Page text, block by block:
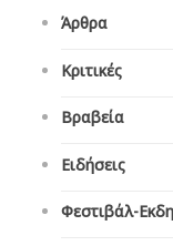
Άρθρα
Κριτικές
Βραβεία
Ειδήσεις
Φεστιβάλ-